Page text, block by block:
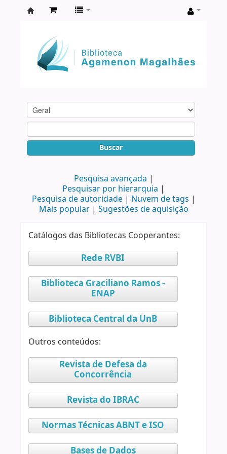
Agamenon
Magalhães
Buscar
Pesquisa avançada
Pesquisar por hierarquia
Pesquisa de autoridade
Nuvem de tags
Mais popular
Sugestões de aquisição
Catálogos das Bibliotecas Cooperantes:
Rede RVBI
Biblioteca Graciliano Ramos -
ENAP
Biblioteca Central da UnB
Outros conteúdos:
Revista de Defesa da
Concorrência
Revista do IBRAC
Normas Técnicas ABNT e ISO
Bases de Dados